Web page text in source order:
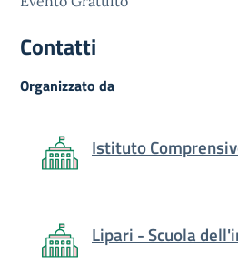
Contatti
Organizzato da
Istituto
Lipari - Scuola